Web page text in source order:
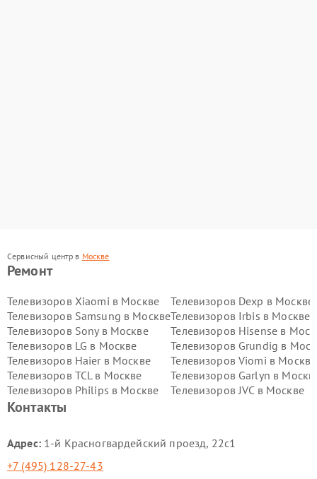
Сервисный центр в Москве
Ремонт
Телевизоров Xiaomi в Москве
Телевизоров Samsung в Москве
Телевизоров Sony в Москве
Телевизоров LG в Москве
Телевизоров Haier в Москве
Телевизоров TCL в Москве
Телевизоров Philips в Москве
Телевизоров Dexp в Москве
Телевизоров Irbis в Москве
Телевизоров Hisense в
Телевизоров Grundig в
Телевизоров Viomi в Москве
Телевизоров Garlyn в
Телевизоров JVC в Москве
Контакты
Адрес: 1-й Красногвардейский проезд, 22с1
+7 (495) 128-27-43